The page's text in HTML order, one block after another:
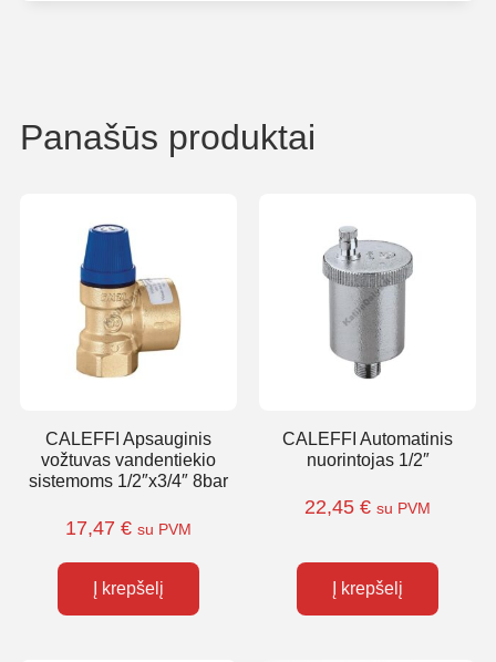
Panašūs produktai
CALEFFI Apsauginis
vožtuvas vandentiekio
sistemoms 1/2″x3/4″ 8bar
17,47 € su PVM
Į krepšelį
CALEFFI Automatinis
nuorintojas 1/2″
22,45 € su PVM
Į krepšelį